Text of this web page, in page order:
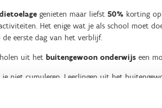
genieten maar liefst 50% korting
Het enige wat je als school moet
de eerste dag van het verblijf.
uit het buitengewoon onderwijs een
je niet cumuleren. Leerlingen uit het